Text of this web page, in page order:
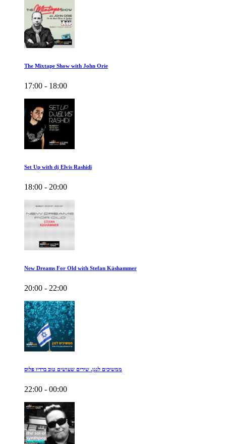
The Mixtape Show with John Orie
17:00 - 18:00
Set Up with dj Elvis Rashidi
18:00 - 20:00
New Dreams For Old with Stefan Käshammer
20:00 - 22:00
ממשיכים לנגן. שירים שעושים טוב ברדיו פלוס
22:00 - 00:00